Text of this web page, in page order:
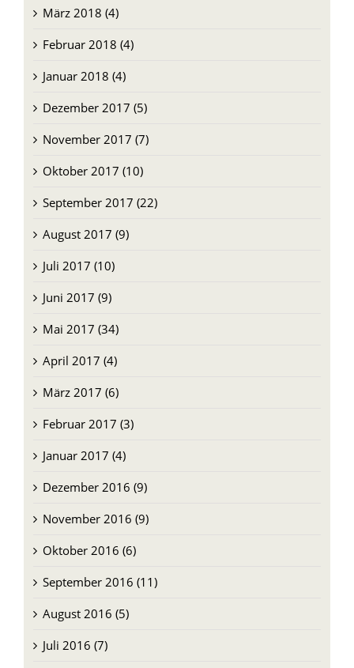
April 2018 (6)
März 2018 (4)
Februar 2018 (4)
Januar 2018 (4)
Dezember 2017 (5)
November 2017 (7)
Oktober 2017 (10)
September 2017 (22)
August 2017 (9)
Juli 2017 (10)
Juni 2017 (9)
Mai 2017 (34)
April 2017 (4)
März 2017 (6)
Februar 2017 (3)
Januar 2017 (4)
Dezember 2016 (9)
November 2016 (9)
Oktober 2016 (6)
September 2016 (11)
August 2016 (5)